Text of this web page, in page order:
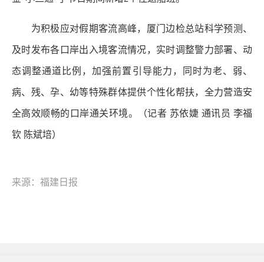
为积极应对假期客流高峰，厦门边检总站科学预测、
及时发布各口岸出入境客流情况，实时调整警力部署、动
态调整通道比例，加强前置引导能力，同时为老、弱、
病、残、孕、幼等特殊群体提供个性化帮扶，全力营造安
全高效顺畅的口岸通关环境。（记者 苏依婕 通讯员 李福
钦 陈斌培）
来源：福建日报